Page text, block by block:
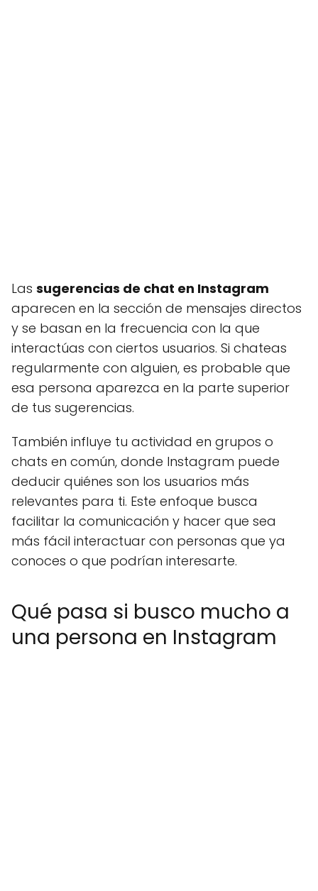
Las sugerencias de chat en Instagram
aparecen en la sección de mensajes directos
y se basan en la frecuencia con la que
interactúas con ciertos usuarios. Si chateas
regularmente con alguien, es probable que
esa persona aparezca en la parte superior
de tus sugerencias.
También influye tu actividad en grupos o
chats en común, donde Instagram puede
deducir quiénes son los usuarios más
relevantes para ti. Este enfoque busca
facilitar la comunicación y hacer que sea
más fácil interactuar con personas que ya
conoces o que podrían interesarte.
Qué pasa si busco mucho a
una persona en Instagram